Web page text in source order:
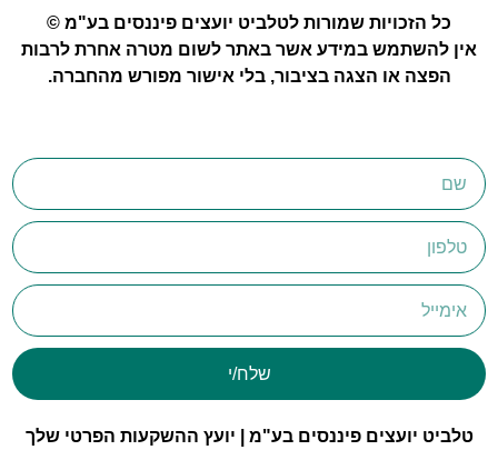
כל הזכויות שמורות לטלביט יועצים פיננסים בע"מ ©
אין להשתמש במידע אשר באתר לשום מטרה אחרת לרבות
הפצה או הצגה בציבור, בלי אישור מפורש מהחברה.
שלח/י
טלביט יועצים פיננסים בע"מ | יועץ ההשקעות הפרטי שלך